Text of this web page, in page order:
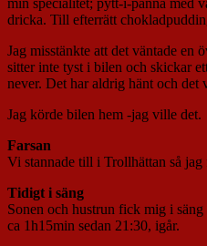
dricka. Till efterrätt
Jag misstänkte att det väntade en
sitter inte tyst i bilen och skickar
never. Det har aldrig hänt och det
Jag körde bilen hem -jag ville det.
Farsan
Vi stannade till i Trollhättan så
Tidigt i säng
Sonen och hustrun fick mig i
ca 1h15min sedan 21:30, igår.